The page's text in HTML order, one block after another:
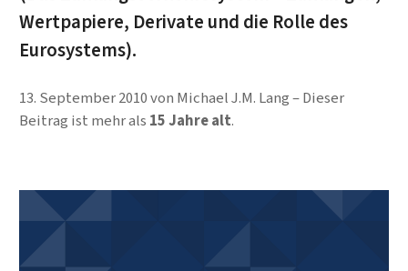
Wertpapiere, Derivate und die Rolle des
Eurosystems).
13. September 2010von Michael J.M. Lang
Dieser
Beitrag ist mehr als 15 Jahre alt.